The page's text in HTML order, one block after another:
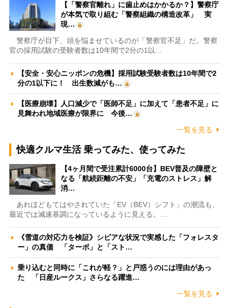
【「警察官離れ」に歯止めはかかるか？】警察庁
が本気で取り組む「警察組織の構造改革」 実
現…
警察庁が目下、頭を悩ませているのが「警察官不足」だ。警察
官の採用試験の受験者数は10年間で2分の1以…
【安全・安心ニッポンの危機】採用試験受験者数は10年間で2
分の1以下に！ 出生数減がも…
【医療崩壊】人口減少で「医師不足」に加えて「患者不足」に
見舞われ地域医療が限界に 今後…
一覧を見る
快適クルマ生活 乗ってみた、使ってみた
【4ヶ月間で受注累計6000台】BEV普及の障壁と
なる「航続距離の不安」「充電のストレス」解
消…
あれほどもてはやされていた「EV（BEV）シフト」の潮流も、
最近では減速基調になっているように見える。…
《雪道の対応力を検証》シビアな状況で実感した「フォレスタ
ー」の真価 「ターボ」と「スト…
乗り込むと同時に「これが軽？」と戸惑うのには理由があっ
た 「日産ルークス」さらなる躍進…
一覧を見る